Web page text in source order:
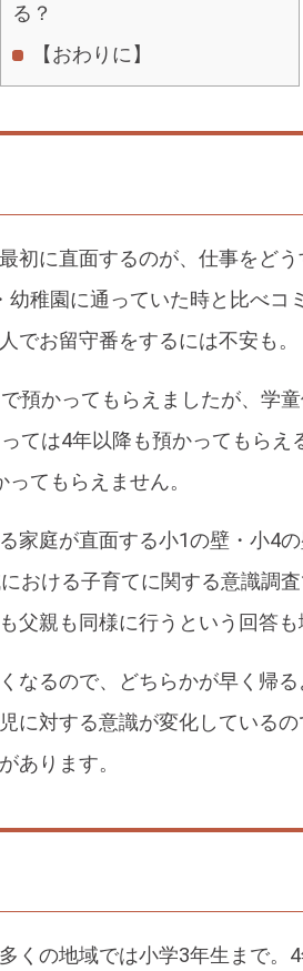
る？
【おわりに】
初に直面するのが、仕事をど
稚園に通っていた時と比べコ
でお留守番をするには不安も。
預かってもらえましたが、学
ては4年以降も預かってもらえ
てもらえません。
家庭が直面する小1の壁・小4
おける子育てに関する意識調
父親も同様に行うという回答も
なるので、どちらかが早く帰る
に対する意識が変化している
あります。
くの地域では小学3年生まで。